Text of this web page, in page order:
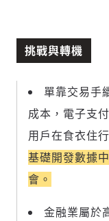
挑戰與轉機
單靠交易手
成本，電子支
用戶在食衣住
基礎開發數據
會。
金融業屬於